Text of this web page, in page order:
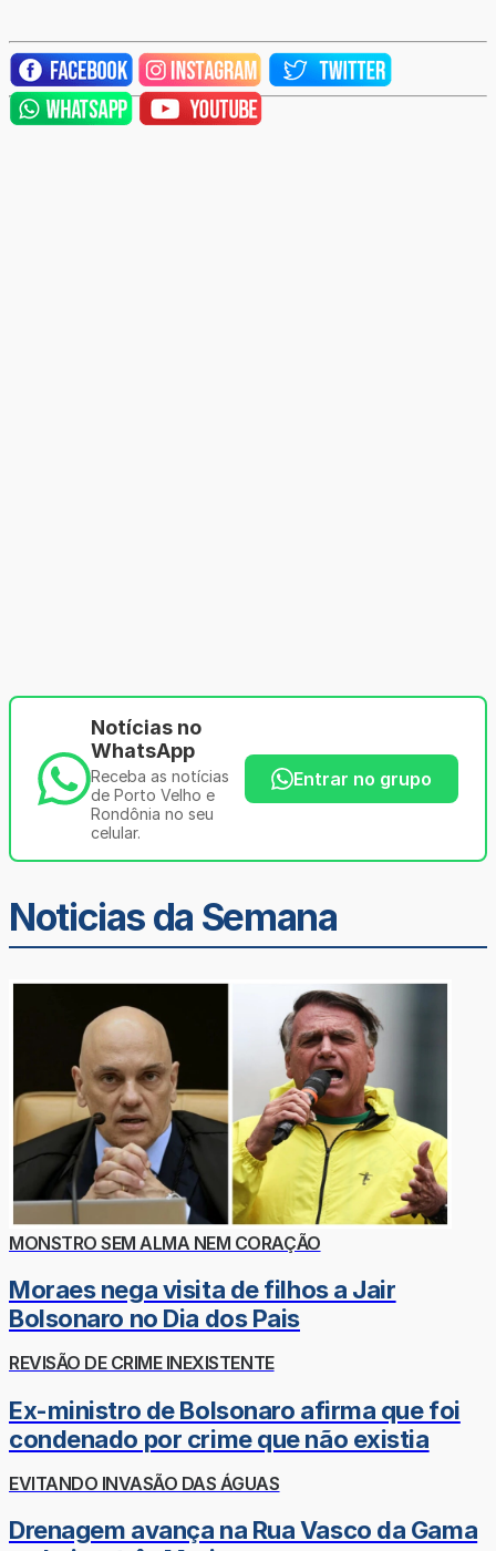
Notícias no
WhatsApp
Receba as notícias
de Porto Velho e
Rondônia no seu
celular.
Entrar no grupo
Noticias da Semana
MONSTRO SEM ALMA NEM CORAÇÃO
Moraes nega visita de filhos a Jair
Bolsonaro no Dia dos Pais
REVISÃO DE CRIME INEXISTENTE
Ex-ministro de Bolsonaro afirma que foi
condenado por crime que não existia
EVITANDO INVASÃO DAS ÁGUAS
Drenagem avança na Rua Vasco da Gama